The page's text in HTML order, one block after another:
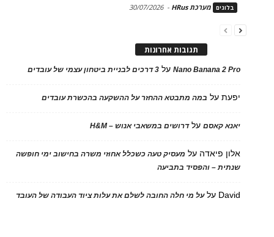
בלוגים מערכת HRus -
30/07/2026
תגובות אחרונות
Nano Banana 2 Proעל 3 דרכים לבניית ביטחון עצמי של עובדים
יפעתעל במה מתבטא ההחזר על ההשקעה בהכשרת עובדים
יאנא קאסםעלדרושים במשאבי אנוש – H&M
אלון פיאדה על מעסיק טעה כשכלל אחוזי משרה בחישוב ימי חופשה
שנתית – והפסיד בתביעה
David עלעל מי חלה החובה לשלם את עלות ציוד העבודה של העובד